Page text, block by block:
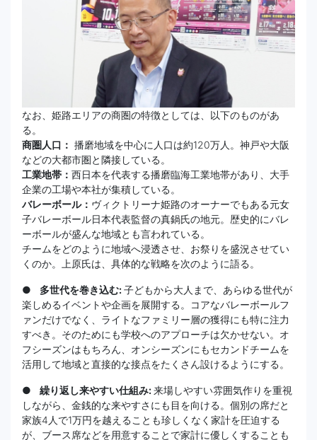
なお、姫路エリアの商圏の特徴としては、以下のものがあ
る。
商圏人口： 播磨地域を中心に人口は約120万人。神戸や大阪
などの大都市圏と隣接している。
工業地帯： 西日本を代表する播磨臨海工業地帯があり、大手
企業の工場や本社が集積している。
バレーボール： ヴィクトリーナ姫路のオーナーでもある元女
子バレーボール日本代表監督の真鍋氏の地元。歴史的にバレ
ーボールが盛んな地域とも言われている。
チームをどのように地域へ浸透させ、お祭りを盛況させてい
くのか。上原氏は、具体的な戦略を次のように語る。
● 多世代を巻き込む:子どもから大人まで、あらゆる世代が
楽しめるイベントや企画を展開する。コアなバレーボールフ
ァンだけでなく、ライトなファミリー層の獲得にも特に注力
すべき。そのためにも学校へのアプローチは欠かせない。オ
フシーズンはもちろん、オンシーズンにもセカンドチームを
活用して地域と直接的な接点をたくさん設けるようにする。
● 繰り返し来やすい仕組み:来場しやすい雰囲気作りを重視
しながら、金銭的な来やすさにも目を向ける。個別の席だと
家族4人で1万円を越えることも珍しくなく家計を圧迫する
が、ブース席などを用意することで家計に優しくすることも